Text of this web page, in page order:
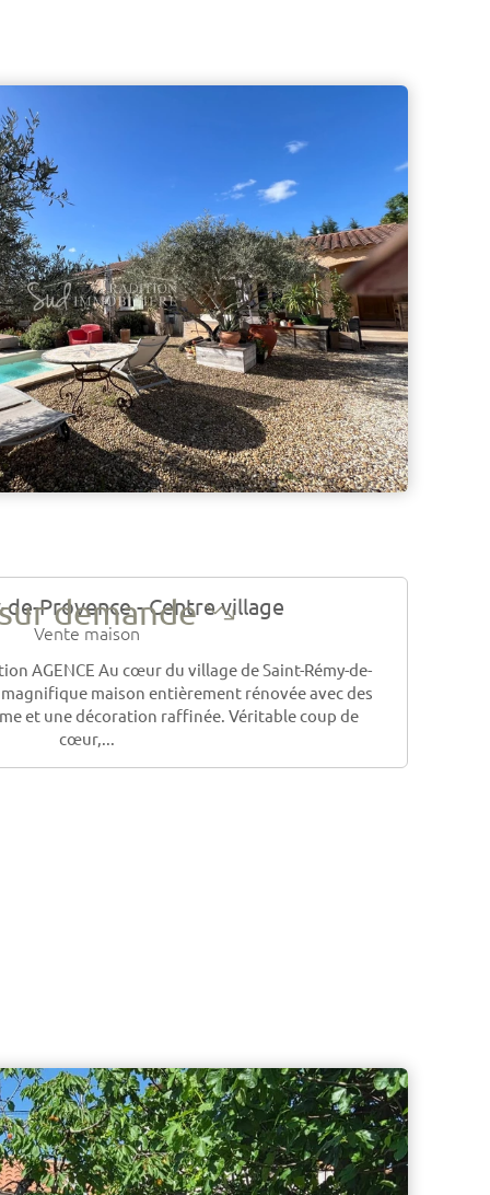
demande
de-Provence - Centre village
Vente maison
AGENCE Au cœur du village de Saint-Rémy-de-
maison entièrement rénovée avec des
et une décoration raffinée. Véritable coup de
cœur,...